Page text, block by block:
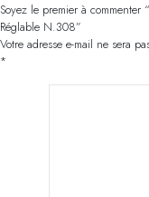
Soyez le premier à
Réglable N.308”
Votre adresse e-mail ne sera
*